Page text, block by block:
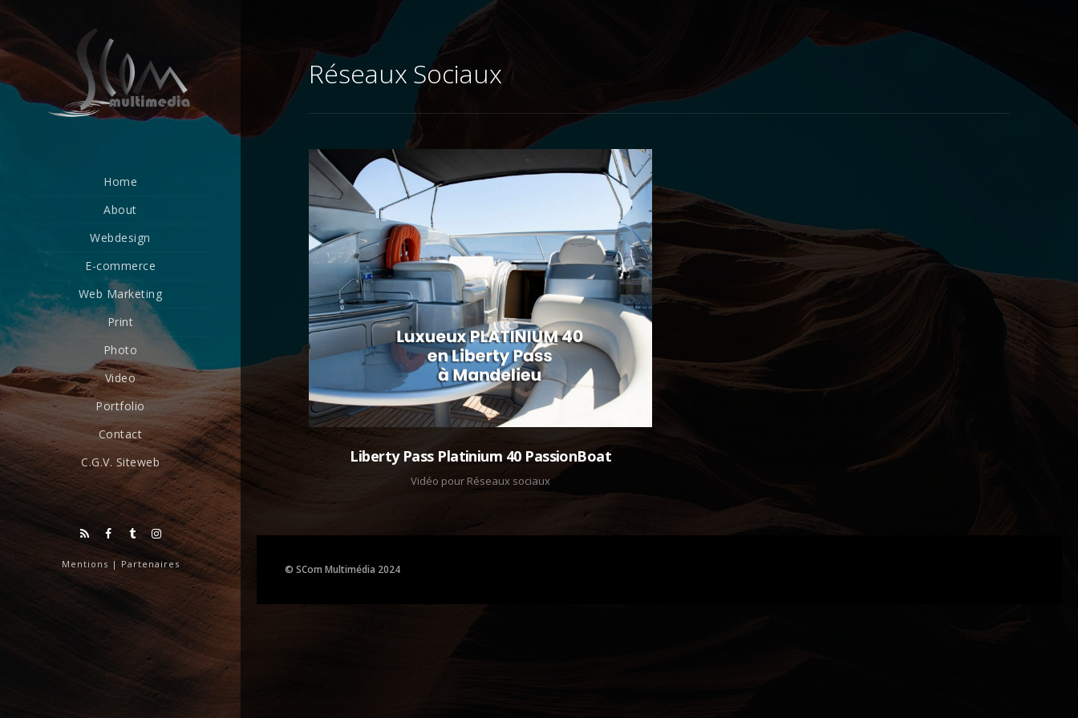
Home
About
Webdesign
E-commerce
Web Marketing
Print
Photo
Video
Portfolio
Contact
C.G.V. Siteweb
Mentions | Partenaires
Réseaux Sociaux
Liberty Pass Platinium 40 PassionBoat
Vidéo pour Réseaux sociaux
© SCom Multimédia 2024